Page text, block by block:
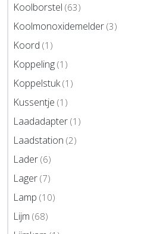
Koolborstel (63)
Koolmonoxidemelder (3)
Koord (1)
Koppeling (1)
Koppelstuk(1)
Kussentje (1)
Laadadapter (1)
Laadstation (2)
Lader (6)
Lager (7)
Lamp (10)
Lijm (68)